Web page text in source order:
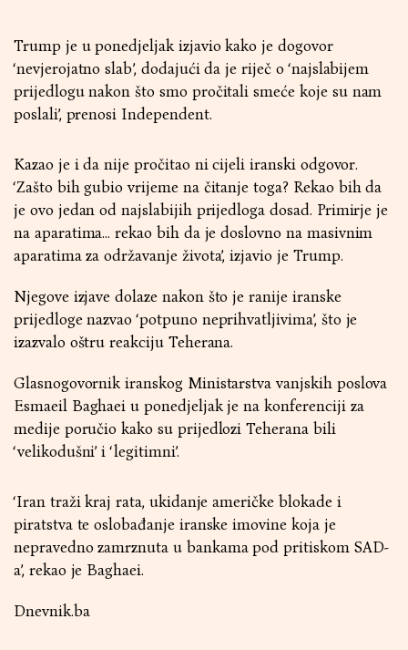
Trump je u ponedjeljak izjavio kako je dogovor
‘nevjerojatno slab’, dodajući da je riječ o ‘najslabijem
prijedlogu nakon što smo pročitali smeće koje su nam
poslali’, prenosi Independent.
Kazao je i da nije pročitao ni cijeli iranski odgovor.
‘Zašto bih gubio vrijeme na čitanje toga? Rekao bih da
je ovo jedan od najslabijih prijedloga dosad. Primirje je
na aparatima... rekao bih da je doslovno na masivnim
aparatima za održavanje života’, izjavio je Trump.
Njegove izjave dolaze nakon što je ranije iranske
prijedloge nazvao ‘potpuno neprihvatljivima’, što je
izazvalo oštru reakciju Teherana.
Glasnogovornik iranskog Ministarstva vanjskih poslova
Esmaeil Baghaei u ponedjeljak je na konferenciji za
medije poručio kako su prijedlozi Teherana bili
‘velikodušni’ i ‘legitimni’.
‘Iran traži kraj rata, ukidanje američke blokade i
piratstva te oslobađanje iranske imovine koja je
nepravedno zamrznuta u bankama pod pritiskom SAD-
a’, rekao je Baghaei.
Dnevnik.ba